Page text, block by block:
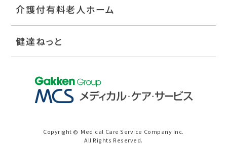
介護付有料老人ホーム
健達ねっと
Copyright © Medical Care Service Company Inc.
All Rights Reserved.